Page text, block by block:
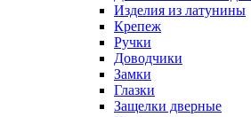
Изделия из латунины
Крепеж
Ручки
Доводчики
Замки
Глазки
Защелки дверные